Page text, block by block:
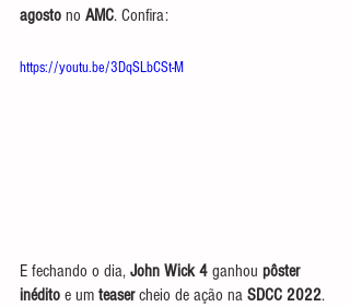
agosto no AMC. Confira:
https://youtu.be/3DqSLbCSt-M
E fechando o dia, John Wick 4 ganhou pôster
inédito e um teaser cheio de ação na SDCC 2022.